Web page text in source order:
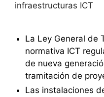
infraestructuras ICT
La Ley General de
normativa ICT
de nueva
tramitación de
Las instalaciones